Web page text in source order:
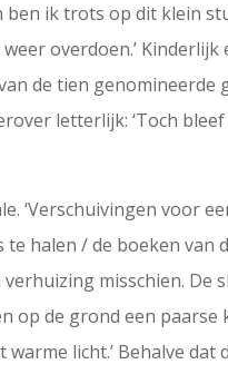
ben ik trots op dit klein
overdoen.’ Kinderlijk
de tien genomineerde
letterlijk: ‘Toch
‘Verschuivingen voor
te halen / de boeken van
misschien. De
op de grond een paarse
licht.’ Behalve dat